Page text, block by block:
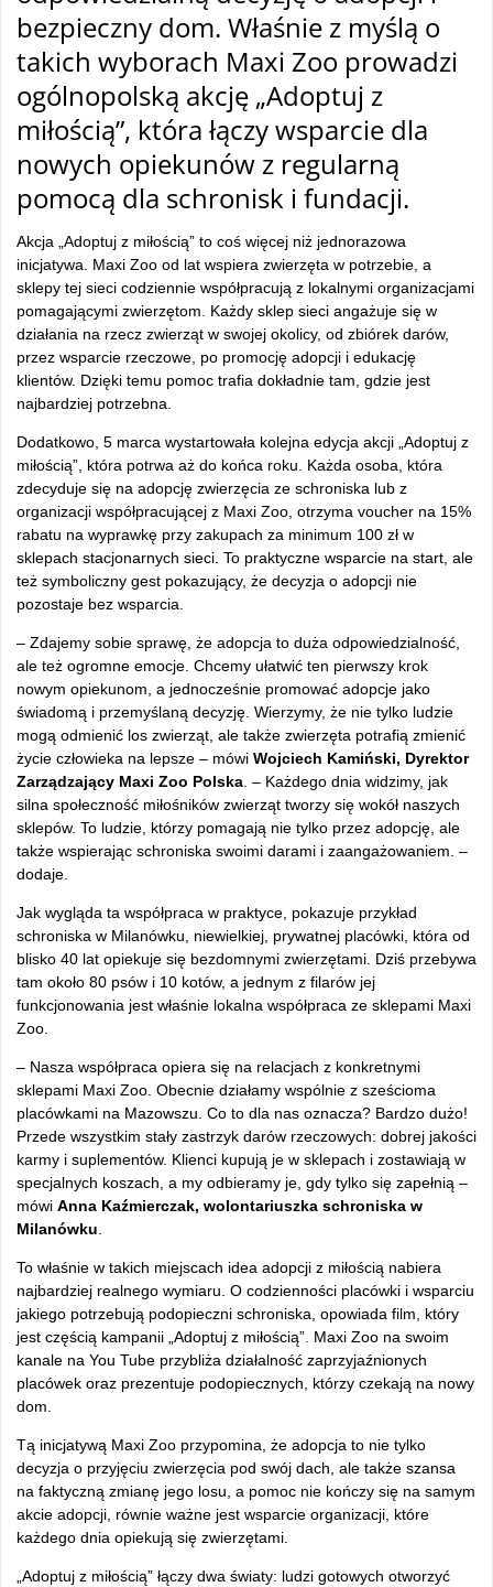
bezpieczny dom. Właśnie z myślą o
takich wyborach Maxi Zoo prowadzi
ogólnopolską akcję „Adoptuj z
miłością”, która łączy wsparcie dla
nowych opiekunów z regularną
pomocą dla schronisk i fundacji.
Akcja „Adoptuj z miłością” to coś więcej niż jednorazowa
inicjatywa. Maxi Zoo od lat wspiera zwierzęta w potrzebie, a
sklepy tej sieci codziennie współpracują z lokalnymi organizacjami
pomagającymi zwierzętom. Każdy sklep sieci angażuje się w
działania na rzecz zwierząt w swojej okolicy, od zbiórek darów,
przez wsparcie rzeczowe, po promocję adopcji i edukację
klientów. Dzięki temu pomoc trafia dokładnie tam, gdzie jest
najbardziej potrzebna.
Dodatkowo, 5 marca wystartowała kolejna edycja akcji „Adoptuj z
miłością”, która potrwa aż do końca roku. Każda osoba, która
zdecyduje się na adopcję zwierzęcia ze schroniska lub z
organizacji współpracującej z Maxi Zoo, otrzyma voucher na 15%
rabatu na wyprawkę przy zakupach za minimum 100 zł w
sklepach stacjonarnych sieci. To praktyczne wsparcie na start, ale
też symboliczny gest pokazujący, że decyzja o adopcji nie
pozostaje bez wsparcia.
– Zdajemy sobie sprawę, że adopcja to duża odpowiedzialność,
ale też ogromne emocje. Chcemy ułatwić ten pierwszy krok
nowym opiekunom, a jednocześnie promować adopcje jako
świadomą i przemyślaną decyzję. Wierzymy, że nie tylko ludzie
mogą odmienić los zwierząt, ale także zwierzęta potrafią zmienić
życie człowieka na lepsze – mówi Wojciech Kamiński, Dyrektor
Zarządzający Maxi Zoo Polska . – Każdego dnia widzimy, jak
silna społeczność miłośników zwierząt tworzy się wokół naszych
sklepów. To ludzie, którzy pomagają nie tylko przez adopcję, ale
także wspierając schroniska swoimi darami i zaangażowaniem. –
dodaje.
Jak wygląda ta współpraca w praktyce, pokazuje przykład
schroniska w Milanówku, niewielkiej, prywatnej placówki, która od
blisko 40 lat opiekuje się bezdomnymi zwierzętami. Dziś przebywa
tam około 80 psów i 10 kotów, a jednym z filarów jej
funkcjonowania jest właśnie lokalna współpraca ze sklepami Maxi
Zoo.
– Nasza współpraca opiera się na relacjach z konkretnymi
sklepami Maxi Zoo. Obecnie działamy wspólnie z sześcioma
placówkami na Mazowszu. Co to dla nas oznacza? Bardzo dużo!
Przede wszystkim stały zastrzyk darów rzeczowych: dobrej jakości
karmy i suplementów. Klienci kupują je w sklepach i zostawiają w
specjalnych koszach, a my odbieramy je, gdy tylko się zapełnią –
mówi Anna Kaźmierczak, wolontariuszka schroniska w
Milanówku
To właśnie w takich miejscach idea adopcji z miłością nabiera
najbardziej realnego wymiaru. O codzienności placówki i wsparciu
jakiego potrzebują podopieczni schroniska, opowiada film, który
jest częścią kampanii „Adoptuj z miłością”. Maxi Zoo na swoim
kanale na You Tube przybliża działalność zaprzyjaźnionych
placówek oraz prezentuje podopiecznych, którzy czekają na nowy
dom.
Tą inicjatywą Maxi Zoo przypomina, że adopcja to nie tylko
decyzja o przyjęciu zwierzęcia pod swój dach, ale także szansa
na faktyczną zmianę jego losu, a pomoc nie kończy się na samym
akcie adopcji, równie ważne jest wsparcie organizacji, które
każdego dnia opiekują się zwierzętami.
„Adoptuj z miłością” łączy dwa światy: ludzi gotowych otworzyć